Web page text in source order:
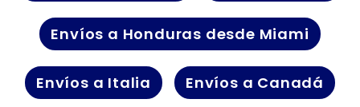
Envíos a Honduras desde Miami
Envíos a Italia Envíos a Canadá